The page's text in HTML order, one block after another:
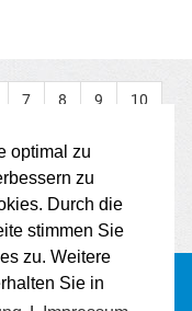
optimal zu
zu
Durch die
stimmen Sie
zu. Weitere
Sie in
7 8 9 10